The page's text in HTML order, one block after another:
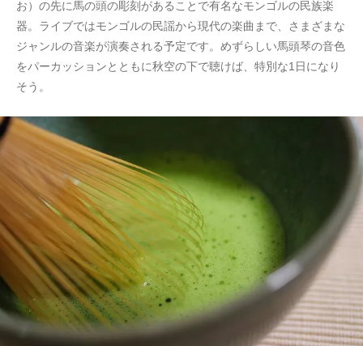
お）の先に馬の頭の彫刻があることで有名なモンゴルの民族楽
器。ライブではモンゴルの民謡から現代の楽曲まで、さまざまな
ジャンルの音楽が演奏される予定です。めずらしい馬頭琴の音色
をパーカッションとともに秋空の下で聴けば、特別な1日になり
そう。